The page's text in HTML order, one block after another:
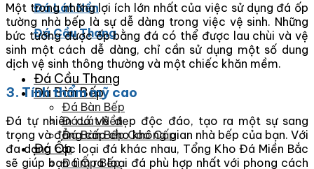
Đá Lát Nền
Đá Cầu Thang
Đá Cầu Thang
Đá Bàn Bếp
Đá Bàn Bếp
Đá Lát Nền
Đá Bàn Bếp Cao Cấp
Đá Ốp
Đá Ốp Bếp
Một trong những lợi ích lớn nhất của việc sử dụng đá ốp
tường nhà bếp là sự dễ dàng trong việc vệ sinh. Những
bức tường được ốp bằng đá có thể được lau chùi và vệ
sinh một cách dễ dàng, chỉ cần sử dụng một số dung
dịch vệ sinh thông thường và một chiếc khăn mềm.
3. Tính thẩm mỹ cao
Đá tự nhiên có vẻ đẹp độc đáo, tạo ra một sự sang
trọng và đẳng cấp cho không gian nhà bếp của bạn. Với
đa dạng các loại đá khác nhau, Tổng Kho Đá Miền Bắc
sẽ giúp bạn tìm ra loại đá phù hợp nhất với phong cách